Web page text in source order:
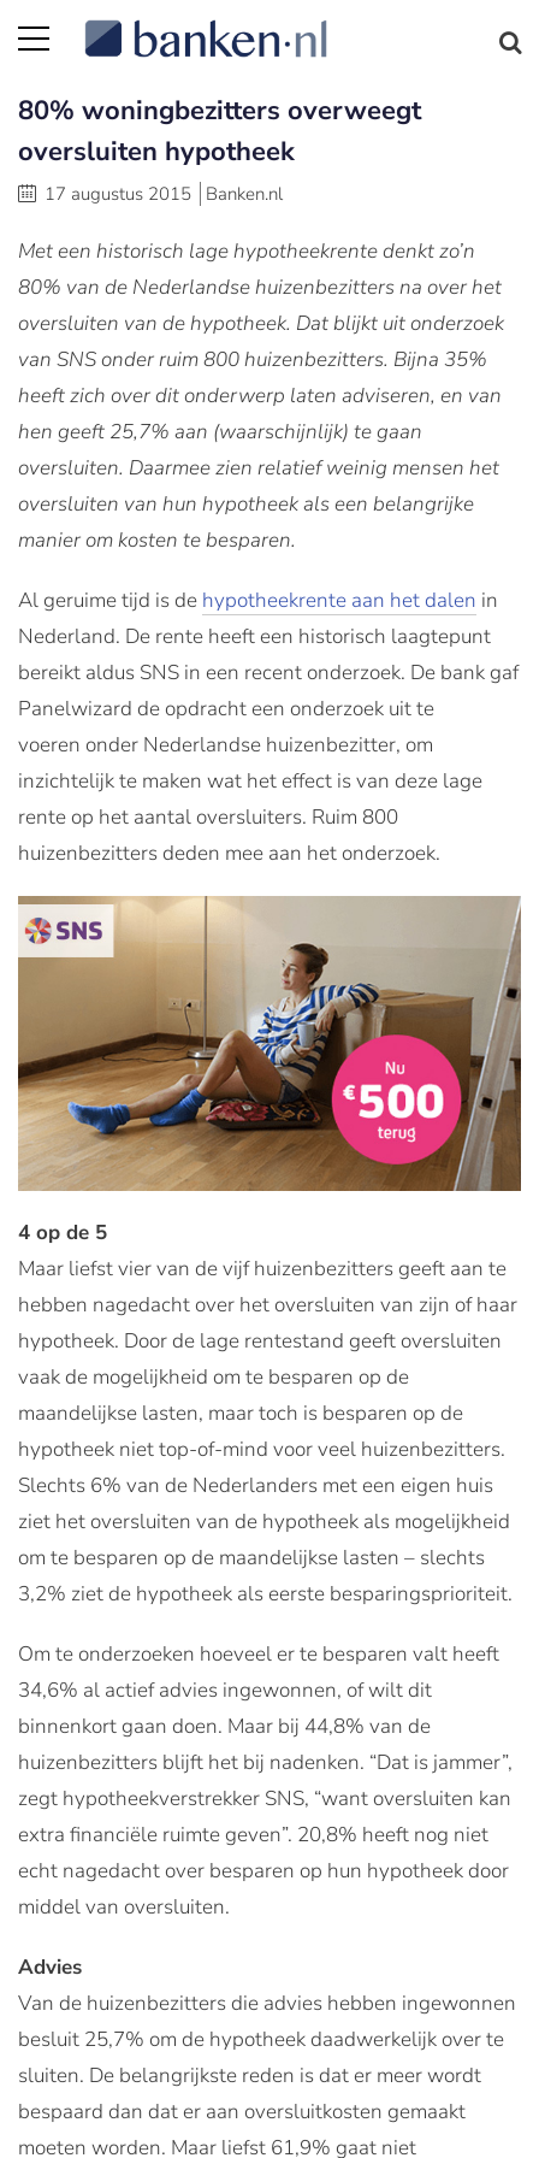
80% woningbezitters overweegt
oversluiten hypotheek
17 augustus 2015 Banken.nl
Met een historisch lage hypotheekrente denkt zo’n
80% van de Nederlandse huizenbezitters na over het
oversluiten van de hypotheek. Dat blijkt uit onderzoek
van SNS onder ruim 800 huizenbezitters. Bijna 35%
heeft zich over dit onderwerp laten adviseren, en van
hen geeft 25,7% aan (waarschijnlijk) te gaan
oversluiten. Daarmee zien relatief weinig mensen het
oversluiten van hun hypotheek als een belangrijke
manier om kosten te besparen.
Al geruime tijd is de hypotheekrente aan het dalen in
Nederland. De rente heeft een historisch laagtepunt
bereikt aldus SNS in een recent onderzoek. De bank gaf
Panelwizard de opdracht een onderzoek uit te
voeren onder Nederlandse huizenbezitter, om
inzichtelijk te maken wat het effect is van deze lage
rente op het aantal oversluiters. Ruim 800
huizenbezitters deden mee aan het onderzoek.
4 op de 5
Maar liefst vier van de vijf huizenbezitters geeft aan te
hebben nagedacht over het oversluiten van zijn of haar
hypotheek. Door de lage rentestand geeft oversluiten
vaak de mogelijkheid om te besparen op de
maandelijkse lasten, maar toch is besparen op de
hypotheek niet top-of-mind voor veel huizenbezitters.
Slechts 6% van de Nederlanders met een eigen huis
ziet het oversluiten van de hypotheek als mogelijkheid
om te besparen op de maandelijkse lasten – slechts
3,2% ziet de hypotheek als eerste besparingsprioriteit.
Om te onderzoeken hoeveel er te besparen valt heeft
34,6% al actief advies ingewonnen, of wilt dit
binnenkort gaan doen. Maar bij 44,8% van de
huizenbezitters blijft het bij nadenken. “Dat is jammer”,
zegt hypotheekverstrekker SNS, “want oversluiten kan
extra financiële ruimte geven”. 20,8% heeft nog niet
echt nagedacht over besparen op hun hypotheek door
middel van oversluiten.
Advies
Van de huizenbezitters die advies hebben ingewonnen
besluit 25,7% om de hypotheek daadwerkelijk over te
sluiten. De belangrijkste reden is dat er meer wordt
bespaard dan dat er aan oversluitkosten gemaakt
moeten worden. Maar liefst 61,9% gaat niet